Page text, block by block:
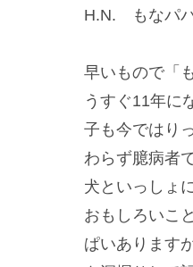
H.N. もなパ
早いもので「
うすぐ11年に
子も今ではり
わらず臆病者
犬といっしょ
おもしろいこ
ぱいあります